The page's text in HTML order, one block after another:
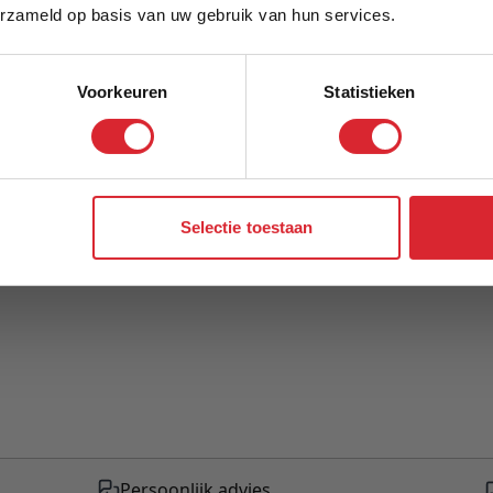
op basis van uw gebruik van hun services.
Voorkeuren Statistieken
Selectie toestaan